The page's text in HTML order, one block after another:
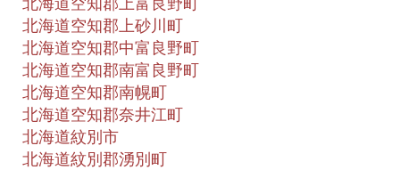
北海道空知郡上砂川町
北海道空知郡中富良野町
北海道空知郡南富良野町
北海道空知郡南幌町
北海道空知郡奈井江町
北海道紋別市
北海道紋別郡湧別町